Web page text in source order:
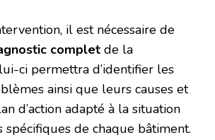
il est nécessaire de
complet de la
ci permettra d’identifier les
ainsi que leurs causes et
d’action adapté à la situation
spécifiques de chaque bâtiment.